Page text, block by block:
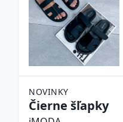
NOVINKY
Čierne šľapky